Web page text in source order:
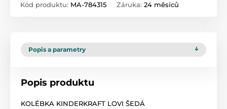
Kód produktu: MA-784315 Záruka: 24 měsíců
Popis a parametry
Popis produktu
KOLÉBKA KINDERKRAFT LOVI ŠEDÁ